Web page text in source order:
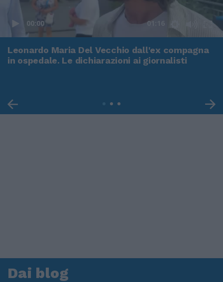
00:00 01:16
Leonardo Maria Del Vecchio dall'ex compagna
in ospedale. Le dichiarazioni ai giornalisti
Dai blog